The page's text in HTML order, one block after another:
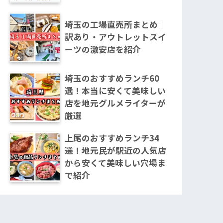
埼玉の工場直売所まとめ｜
訳あり・アウトレットスイ
ーツの激安店を紹介
埼玉のおすすめランチ60
選！本当に安くて美味しい
店を地元グルメライターが
厳選
上尾のおすすめランチ34
選！地元民が駅近の人気店
から安くて美味しい穴場ま
で紹介